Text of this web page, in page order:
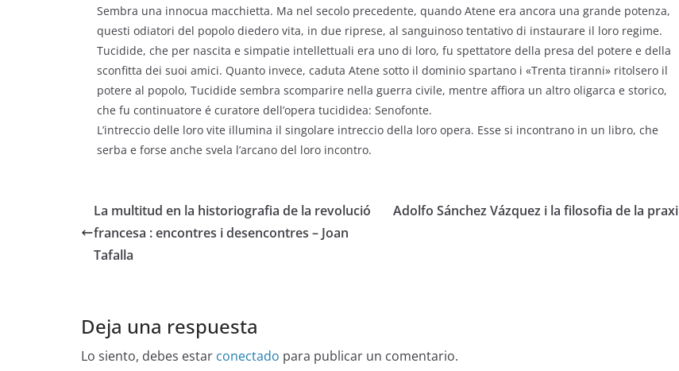
Sembra una innocua macchietta. Ma nel secolo precedente, quando Atene era ancora una grande potenza,
questi odiatori del popolo diedero vita, in due riprese, al sanguinoso tentativo di instaurare il loro regime.
Tucidide, che per nascita e simpatie intellettuali era uno di loro, fu spettatore della presa del potere e della
sconfitta dei suoi amici. Quanto invece, caduta Atene sotto il dominio spartano i «Trenta tiranni» ritolsero il
potere al popolo, Tucidide sembra scomparire nella guerra civile, mentre affiora un altro oligarca e storico,
che fu continuatore é curatore dell’opera tucididea: Senofonte.
L’intreccio delle loro vite illumina il singolare intreccio della loro opera. Esse si incontrano in un libro, che
serba e forse anche svela l’arcano del loro incontro.
La multitud en la historiografia de la revolució
francesa : encontres i desencontres – Joan
Tafalla
Adolfo Sánchez Vázquez i la filosofia de la praxi
Deja una respuesta
Lo siento, debes estar conectado para publicar un comentario.